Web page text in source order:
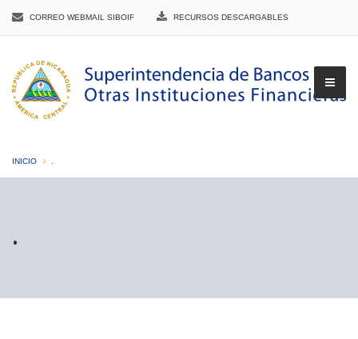
CORREO WEBMAIL SIBOIF RECURSOS DESCARGABLES
INICIO
.